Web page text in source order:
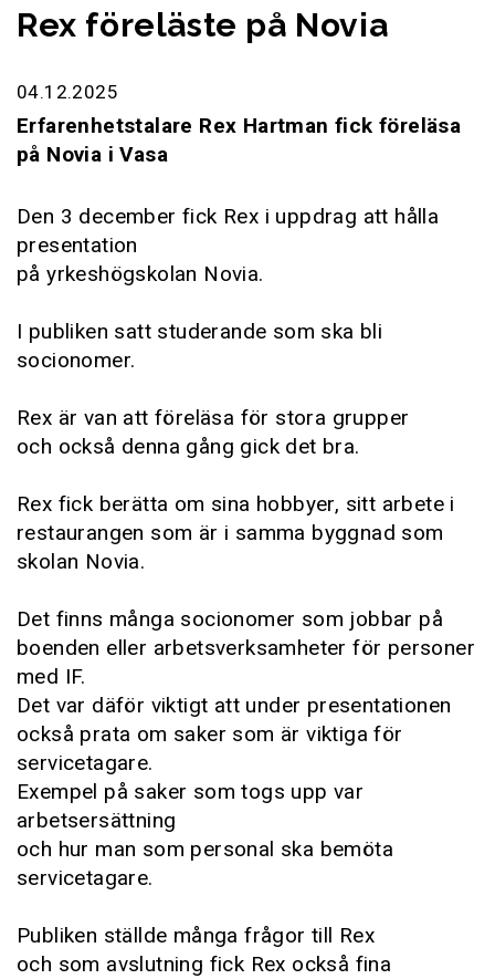
Rex föreläste på Novia
04.12.2025
Erfarenhetstalare Rex Hartman fick föreläsa
på Novia i Vasa
Den 3 december fick Rex i uppdrag att hålla
presentation
på yrkeshögskolan Novia.
I publiken satt studerande som ska bli
socionomer.
Rex är van att föreläsa för stora grupper
och också denna gång gick det bra.
Rex fick berätta om sina hobbyer, sitt arbete i
restaurangen som är i samma byggnad som
skolan Novia.
Det finns många socionomer som jobbar på
boenden eller arbetsverksamheter för personer
med IF.
Det var däför viktigt att under presentationen
också prata om saker som är viktiga för
servicetagare.
Exempel på saker som togs upp var
arbetsersättning
och hur man som personal ska bemöta
servicetagare.
Publiken ställde många frågor till Rex
och som avslutning fick Rex också fina